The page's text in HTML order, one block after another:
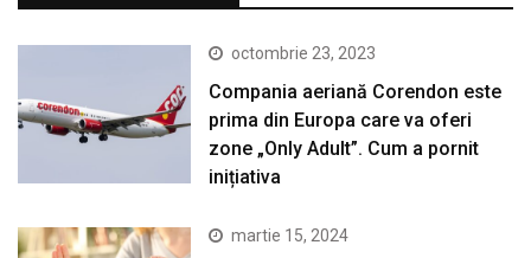
octombrie 23, 2023
Compania aeriană Corendon este
prima din Europa care va oferi
zone „Only Adult”. Cum a pornit
inițiativa
martie 15, 2024